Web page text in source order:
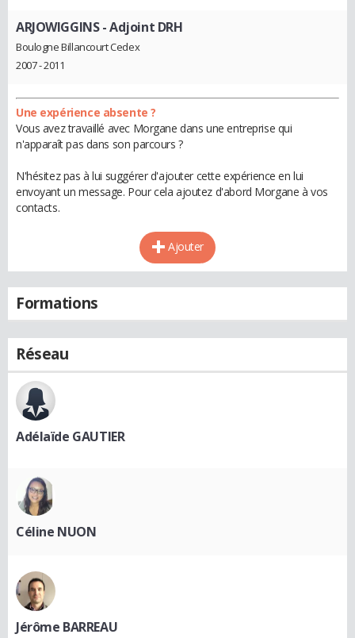
ARJOWIGGINS- Adjoint DRH
Boulogne Billancourt Cedex
2007 - 2011
Une expérience absente ?
Vous avez travaillé avec Morgane dans une entreprise qui
n'apparaît pas dans son parcours ?
N'hésitez pas à lui suggérer d'ajouter cette expérience en lui
envoyant un message. Pour cela ajoutez d'abord Morgane à vos
contacts.
Ajouter
Formations
Réseau
Adélaïde GAUTIER
Céline NUON
Jérôme BARREAU